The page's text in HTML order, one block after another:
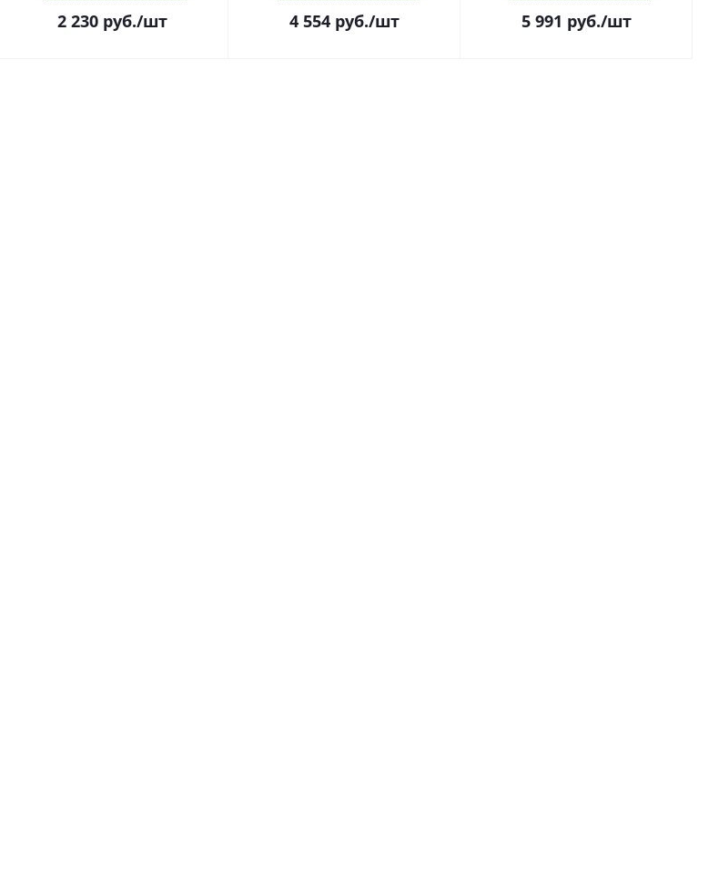
2 230 руб./шт 4 554 руб./шт 5 991 руб./шт